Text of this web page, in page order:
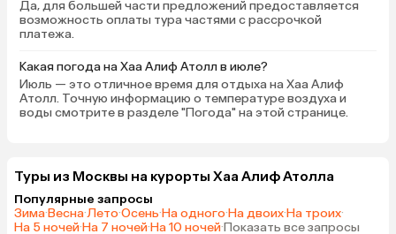
Да, для большей части предложений предоставляется
возможность оплаты тура частями с рассрочкой
платежа.
Какая погода на Хаа Алиф Атолл в июле?
Июль — это отличное время для отдыха на Хаа Алиф
Атолл. Точную информацию о температуре воздуха и
воды смотрите в разделе "Погода" на этой странице.
Туры из Москвы на курорты Хаа Алиф Атолла
Популярные запросы
Зима·Весна·Лето·Осень·На одного·На двоих·На троих·
На 5 ночей·На 7 ночей·На 10 ночей·Показать все запросы